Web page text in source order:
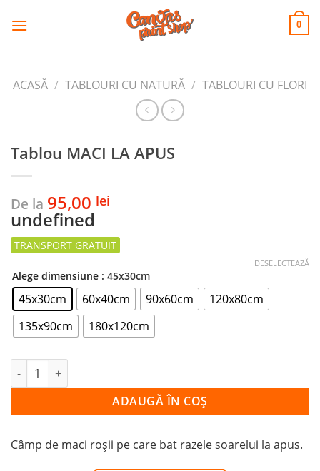
CANVAS
PRINT SHOP 0
ACASĂ / TABLOURI CU NATURĂ / TABLOURI CU FLORI
Tablou MACI LA APUS
De la 95,00 lei
undefined
Alege dimensiune : 45x30cm
45x30cm 60x40cm 90x60cm
120x80cm
135x90cm
180x120cm
DESELECTEAZĂ
Cantitate Tablou MACI LA APUS
ADAUGĂ ÎN COȘ
Câmp de maci roșii pe care bat razele soarelui la apus.